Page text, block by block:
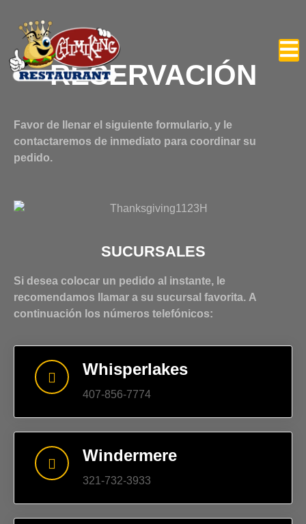
testgab
RESERVACIÓN
Favor de llenar el siguiente formulario, y le
contactaremos de inmediato para coordinar su
pedido.
SUCURSALES
Si desea colocar un pedido al instante, le
recomendamos llamar a su sucursal favorita. A
continuación los números telefónicos:
Whisperlakes
407-856-7774
Windermere
321-732-3933